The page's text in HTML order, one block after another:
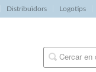
Distribuïdors Logotips